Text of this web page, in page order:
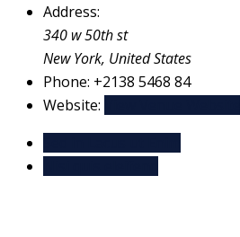
Address:
340 w 50th st
New York, United States
Phone: +2138 5468 84
Website: